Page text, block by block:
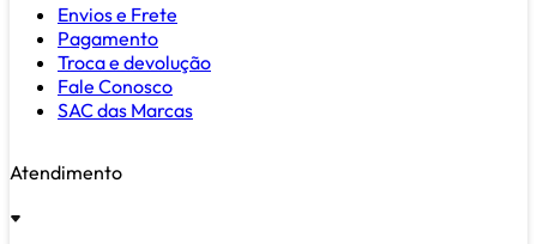
Envios e Frete
Pagamento
Troca e devolução
Fale Conosco
SAC das Marcas
Atendimento